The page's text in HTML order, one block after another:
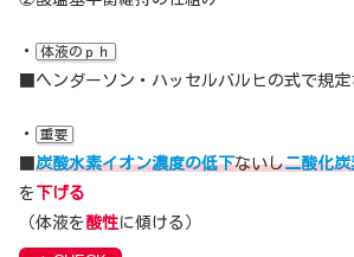
・ 体液のｐｈ
■ヘンダーソン・ハッセルバルヒの式で規定
・ 重要
炭酸水素イオン濃度の低下ないし二酸化
を 下げる
（体液を酸性に傾ける）